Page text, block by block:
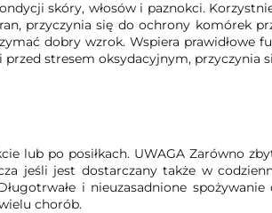
skóry, włosów i paznokci.
przyczynia się do ochrony komórek
dobry wzrok. Wspiera prawidłowe
stresem oksydacyjnym, przyczynia
lub po posiłkach. UWAGA Zarówno
jeśli jest dostarczany także w
i nieuzasadnione
chorób.